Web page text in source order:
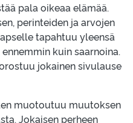
pala oikeaa elämää.
perinteiden ja arvojen
tapahtuu yleensä
kuin saarnoina.
jokainen sivulause
muotoutuu muutoksen
Jokaisen perheen